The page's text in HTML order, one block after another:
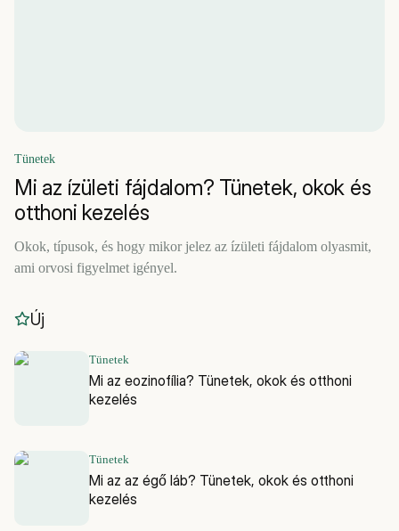
Tünetek
Mi az ízületi fájdalom? Tünetek, okok és
otthoni kezelés
Okok, típusok, és hogy mikor jelez az ízületi fájdalom olyasmit,
ami orvosi figyelmet igényel.
Új
Tünetek
Mi az eozinofília? Tünetek, okok és otthoni
kezelés
Tünetek
Mi az az égő láb? Tünetek, okok és otthoni
kezelés